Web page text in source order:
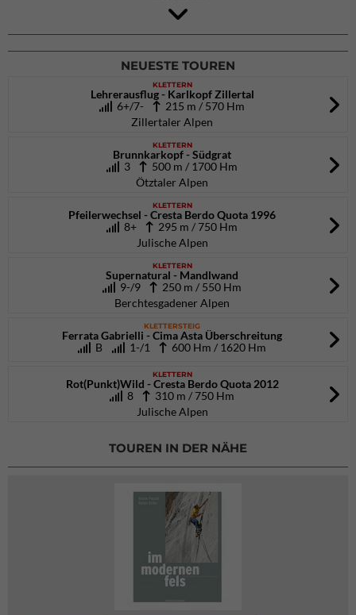
4Blocs KIDS 2026
DAV Kletter- & Boulderzentrum München Süd (Thalkirchen)
26.09.2026
NEUESTE TOUREN
KLETTERN
Lehrerausflug - Karlkopf Zillertal
6+/7-
215 m / 570 Hm
Zillertaler Alpen
KLETTERN
Brunnkarkopf - Südgrat
3
500 m / 1700 Hm
Ötztaler Alpen
KLETTERN
Pfeilerwechsel - Cresta Berdo Quota 1996
8+
295 m / 750 Hm
Julische Alpen
KLETTERN
Supernatural - Mandlwand
9-/9
250 m / 550 Hm
Berchtesgadener Alpen
KLETTERSTEIG
Ferrata Gabrielli - Cima Asta Überschreitung
B
1-/1 600 Hm / 1620 Hm
KLETTERN
Rot(Punkt)Wild - Cresta Berdo Quota 2012
8
310 m / 750 Hm
Julische Alpen
TOUREN IN DER NÄHE